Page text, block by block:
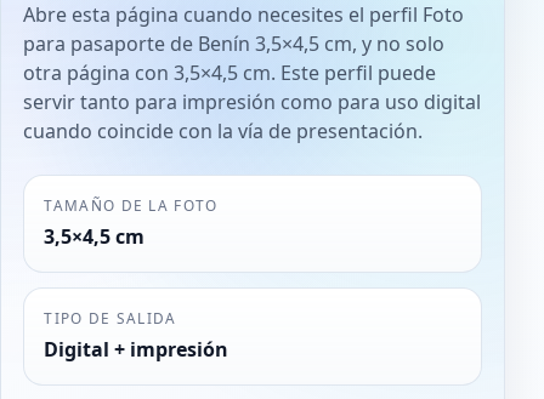
Abre esta página cuando necesites el perfil Foto
para pasaporte de Benín 3,5×4,5 cm, y no solo
otra página con 3,5×4,5 cm. Este perfil puede
servir tanto para impresión como para uso digital
cuando coincide con la vía de presentación.
TAMAÑO DE LA FOTO
3,5×4,5 cm
TIPO DE SALIDA
Digital + impresión